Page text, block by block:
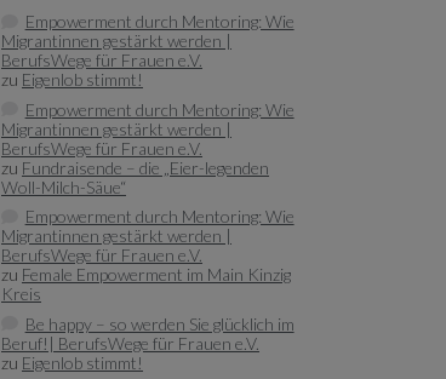
Empowerment durch Mentoring: Wie
Migrantinnen gestärkt werden |
BerufsWege für Frauen e.V.
zu Eigenlob stimmt!
Empowerment durch Mentoring: Wie
Migrantinnen gestärkt werden |
BerufsWege für Frauen e.V.
zu Fundraisende – die „Eier-legenden
Woll-Milch-Säue“
Empowerment durch Mentoring: Wie
Migrantinnen gestärkt werden |
BerufsWege für Frauen e.V.
zu Female Empowerment im Main Kinzig
Kreis
Be happy – so werden Sie glücklich im
Beruf!| BerufsWege für Frauen e.V.
zu Eigenlob stimmt!